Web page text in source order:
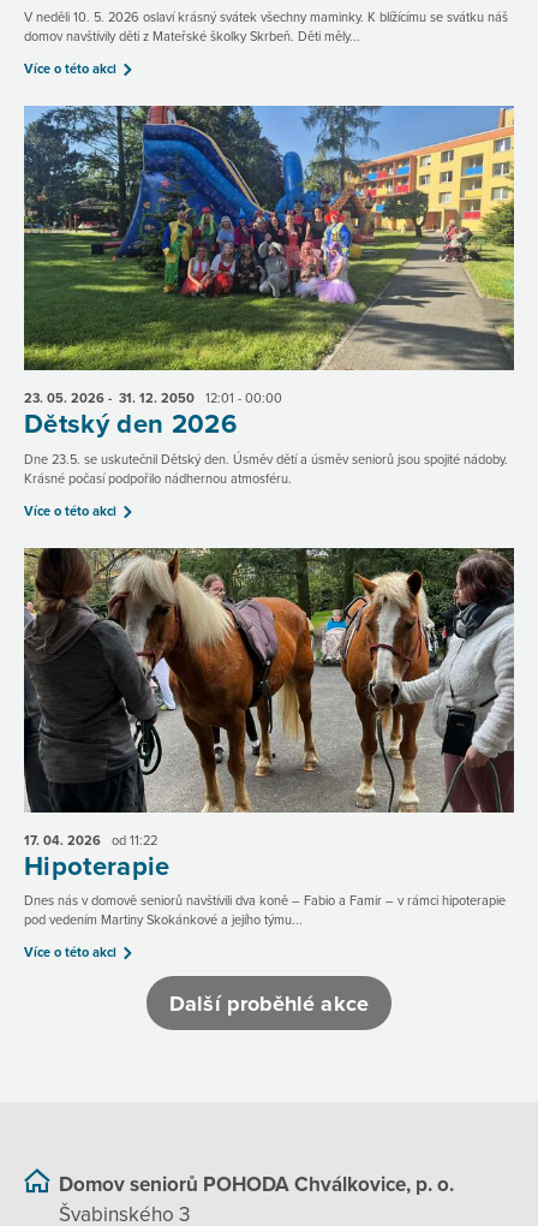
V neděli 10. 5. 2026 oslaví krásný svátek všechny maminky. K blížícímu se svátku náš
domov navštívily děti z Mateřské školky Skrbeň. Děti měly...
Více o této akci
23. 05. 2026 - 31. 12. 2050 12:01 - 00:00
Dětský den 2026
Dne 23.5. se uskutečnil Dětský den. Úsměv dětí a úsměv seniorů jsou spojité nádoby.
Krásné počasí podpořilo nádhernou atmosféru.
Více o této akci
17. 04. 2026 od 11:22
Hipoterapie
Dnes nás v domově seniorů navštívili dva koně – Fabio a Famir – v rámci hipoterapie
pod vedením Martiny Skokánkové a jejího týmu...
Více o této akci
Další proběhlé akce
Domov seniorů POHODA Chválkovice, p. o.
Švabinského 3